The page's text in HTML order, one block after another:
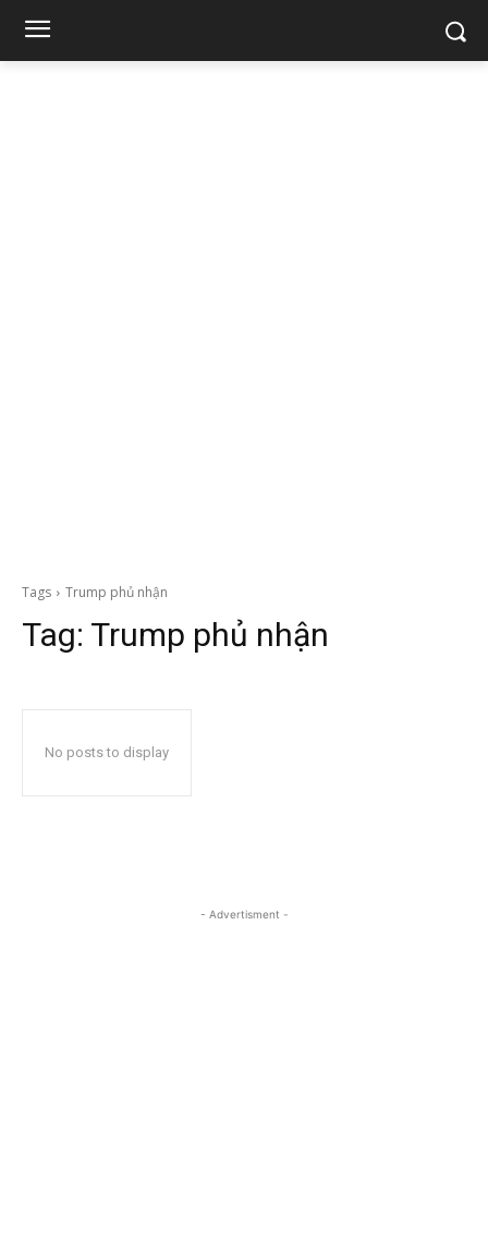
Tags Trump phủ nhận
Tag: Trump phủ nhận
No posts to display
- Advertisment -